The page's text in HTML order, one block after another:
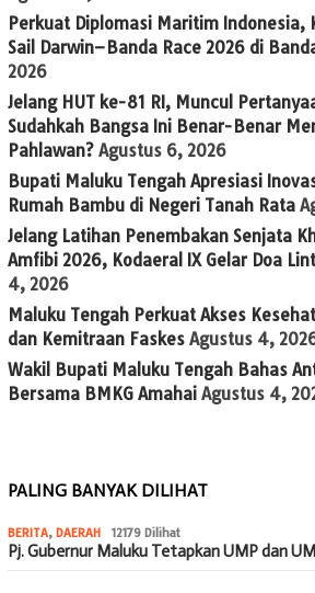
Perkuat Diplomasi Maritim Indonesia,
Sail Darwin–Banda Race 2026 di
2026
Jelang HUT ke-81 RI, Muncul
Sudahkah Bangsa Ini Benar-Benar
Pahlawan? Agustus 6, 2026
Bupati Maluku Tengah Apresiasi
Rumah Bambu di Negeri Tanah Rata
Jelang Latihan Penembakan Senjata
Amfibi 2026, Kodaeral IX Gelar Doa
4, 2026
Maluku Tengah Perkuat Akses
dan Kemitraan Faskes Agustus 4,
Wakil Bupati Maluku Tengah Bahas
Bersama BMKG Amahai Agustus 4,
PALING BANYAK DILIHAT
BERITA, DAERAH 12179 Dilihat
Pj. Gubernur Maluku Tetapkan UMP dan